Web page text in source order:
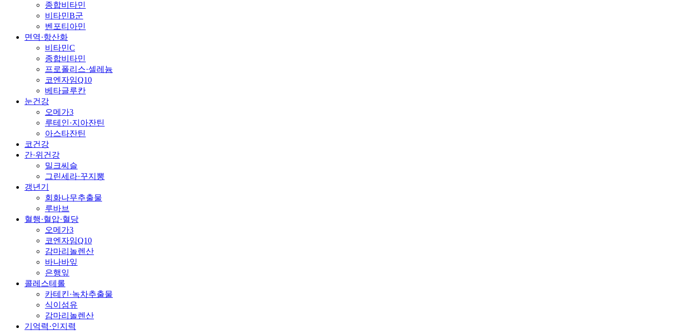
종합비타민
비타민B군
벤포티아민
면역·항산화
비타민C
종합비타민
프로폴리스·셀레늄
코엔자임Q10
베타글루칸
눈건강
오메가3
루테인·지아잔틴
아스타잔틴
코건강
간·위건강
밀크씨슬
그린세라·꾸지뽕
갱년기
회화나무추출물
루바브
혈행·혈압·혈당
오메가3
코엔자임Q10
감마리놀렌산
바나바잎
은행잎
콜레스테롤
카테킨·녹차추출물
식이섬유
감마리놀렌산
기억력·인지력